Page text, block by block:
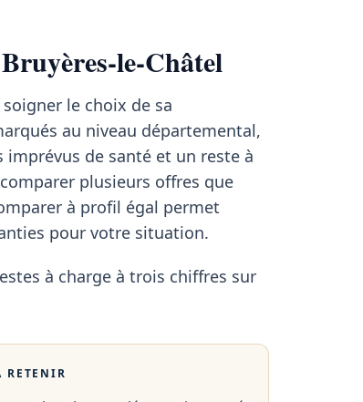
le-Châtel
le choix de sa
au niveau départemental,
imprévus de santé et un reste à
plusieurs offres que
à profil égal permet
pour votre situation.
à charge à trois chiffres sur
RETENIR